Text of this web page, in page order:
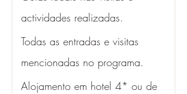
actividades realizadas.
Todas as entradas e visitas
mencionadas no programa.
Alojamento em hotel 4* ou de